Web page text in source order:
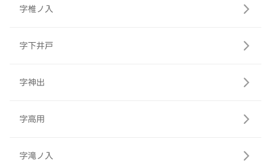
字椎ノ入
字下井戸
字神出
字高用
字滝ノ入